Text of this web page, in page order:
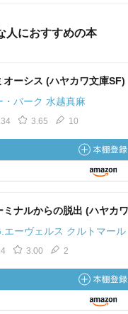
人におすすめの本
オーシス (ハヤカワ文庫SF)
・バーク 水越真麻
3.65 10
ミナルからの脱出 (ハヤカ
エーヴェルス クルトマール
3.00 2